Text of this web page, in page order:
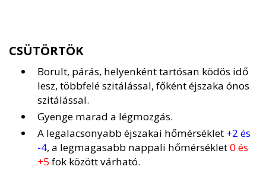
CSÜTÖRTÖK
Borult, párás, helyenként tartósan ködös idő
lesz, többfelé szitálással, főként éjszaka ónos
szitálással.
Gyenge marad a légmozgás.
A legalacsonyabb éjszakai hőmérséklet +2 és
-4, a legmagasabb nappali hőmérséklet0 és
+5 fok között várható.